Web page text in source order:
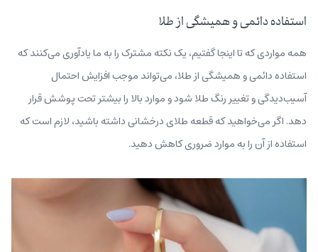
استفاده دائمی و همیشگی از طلا
همه مواردی که تا اینجا گفتیم، یک نکته مشترک را به ما یادآوری می‌کنند که
استفاده دائمی و همیشگی از طلا، می‌تواند موجب افزایش احتمال
آسیب‌دیدگی و تغییر رنگ طلا شود و موارد بالا را بیشتر تحت پوشش قرار
دهد. اگر می‌خواهید که قطعه طلای درخشانی داشته باشید، لازم است که
استفاده از آن را به موارد ضروری کاهش دهید.